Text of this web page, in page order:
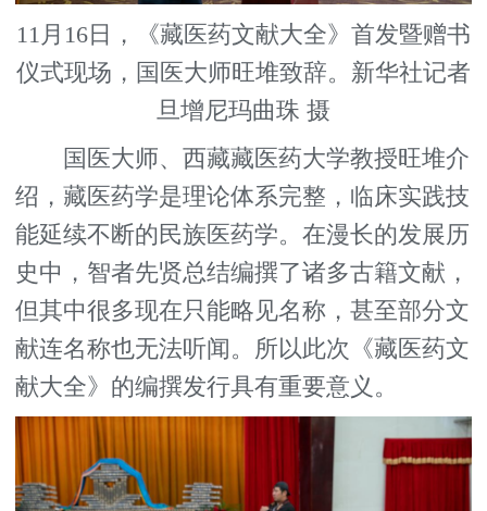
11月16日，《藏医药文献大全》首发暨赠书
仪式现场，国医大师旺堆致辞。新华社记者
旦增尼玛曲珠 摄
国医大师、西藏藏医药大学教授旺堆介
绍，藏医药学是理论体系完整，临床实践技
能延续不断的民族医药学。在漫长的发展历
史中，智者先贤总结编撰了诸多古籍文献，
但其中很多现在只能略见名称，甚至部分文
献连名称也无法听闻。所以此次《藏医药文
献大全》的编撰发行具有重要意义。